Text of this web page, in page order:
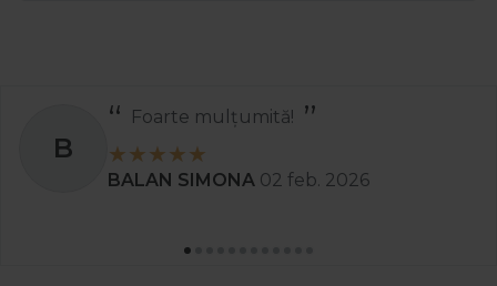
B
Foarte mulțumită!
BALAN SIMONA 02 feb. 2026